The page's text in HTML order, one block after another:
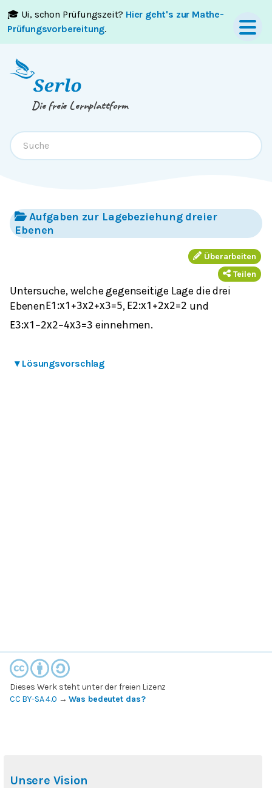
🎓 Ui, schon Prüfungszeit? Hier geht's zur Mathe-
Prüfungsvorbereitung.
Springe zumInhaltoderFooter
Die freie Lernplattform
Aufgaben zur Lagebeziehung dreier
Ebenen
Überarbeiten
Teilen
Untersuche, welche gegenseitige Lage die drei
Ebenen E1 :x1 +3x2+x3=5, E2:x1 +2x2=2 und
E3:x1 −2x2−4x3=3 einnehmen.
▾ Lösungsvorschlag
Dieses Werk steht unter der freien Lizenz
CC BY-SA 4.0 →Was bedeutet das?
Unsere Vision